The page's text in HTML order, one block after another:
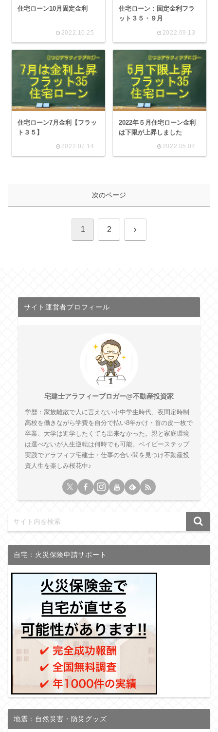
住宅ローン10月固定金利
2022.10.25
住宅ローン：固定金利フラ
ット３５・９月
2022.09.13
住宅ローン7月金利【フラッ
ト３５】
2022.07.14
2022年５月住宅ローン金利
は下限が上昇しました
2022.05.04
次のページ
1 2 次
サイト運営者プロフィール
宅建士アラフィーブロガー@不動産投資家
学歴：家族離散で人に言えない小中学生時代、夜間定時制
高校を働きながら学費を自分で払い8年かけ・首の皮一枚で
卒業、大学は進学したくても出来なかった。親と家庭環境
は選べないが人生逆転は何時でも可能。ベイビーステップ
実践でアラフィフ宅建士・仕事の合い間を見つけ不動産投
資人生を楽しみ桜花中♪
自宅：火災保険申請サポート
地震：自然災害・防災グッズ